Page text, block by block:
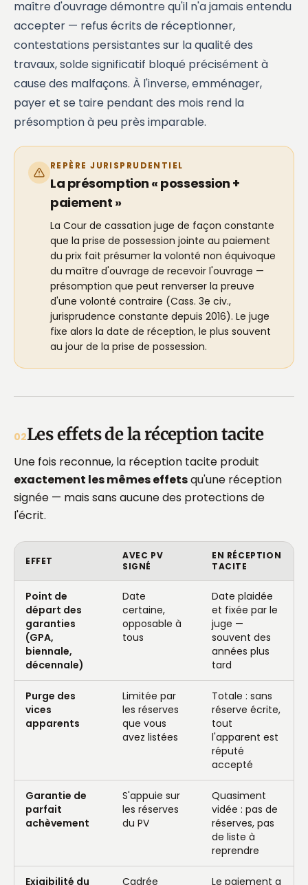
maître d'ouvrage démontre qu'il n'a jamais entendu
accepter — refus écrits de réceptionner,
contestations persistantes sur la qualité des
travaux, solde significatif bloqué précisément à
cause des malfaçons. À l'inverse, emménager,
payer et se taire pendant des mois rend la
présomption à peu près imparable.
REPÈRE JURISPRUDENTIEL
La présomption « possession +
paiement »
La Cour de cassation juge de façon constante
que la prise de possession jointe au paiement
du prix fait présumer la volonté non équivoque
du maître d'ouvrage de recevoir l'ouvrage —
présomption que peut renverser la preuve
d'une volonté contraire (Cass. 3e civ.,
jurisprudence constante depuis 2016). Le juge
fixe alors la date de réception, le plus souvent
au jour de la prise de possession.
02Les effets de la réception tacite
Une fois reconnue, la réception tacite produit
exactement les mêmes effetsqu'une réception
signée — mais sans aucune des protections de
l'écrit.
EFFET
AVEC PV
SIGNÉ
EN RÉCEPTION
TACITE
Point de
départ des
garanties
(GPA,
biennale,
décennale)
Date
certaine,
opposable à
tous
Date plaidée
et fixée par le
juge —
souvent des
années plus
tard
Purge des
vices
apparents
Limitée par
les réserves
que vous
avez listées
Totale : sans
réserve écrite,
tout
l'apparent est
réputé
accepté
Garantie de
parfait
achèvement
S'appuie sur
les réserves
du PV
Quasiment
vidée : pas de
réserves, pas
de liste à
reprendre
Exigibilité du Cadrée Le paiement a